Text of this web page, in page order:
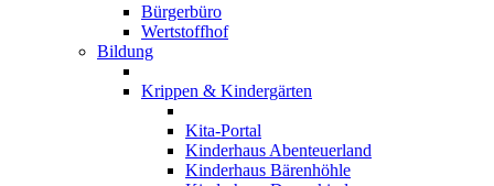
Bürgerbüro
Wertstoffhof
Bildung
Krippen & Kindergärten
Kita-Portal
Kinderhaus Abenteuerland
Kinderhaus Bärenhöhle